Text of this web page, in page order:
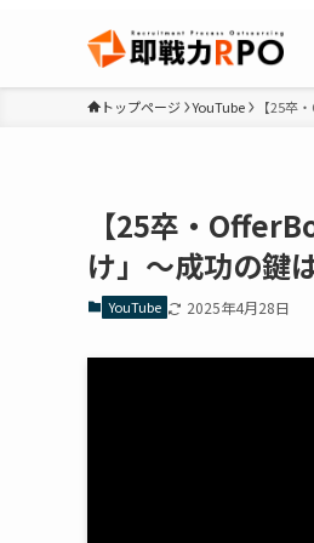
トップページ YouTube 【25卒
【25卒・
け」〜成功の鍵
YouTube 2025年4月28日